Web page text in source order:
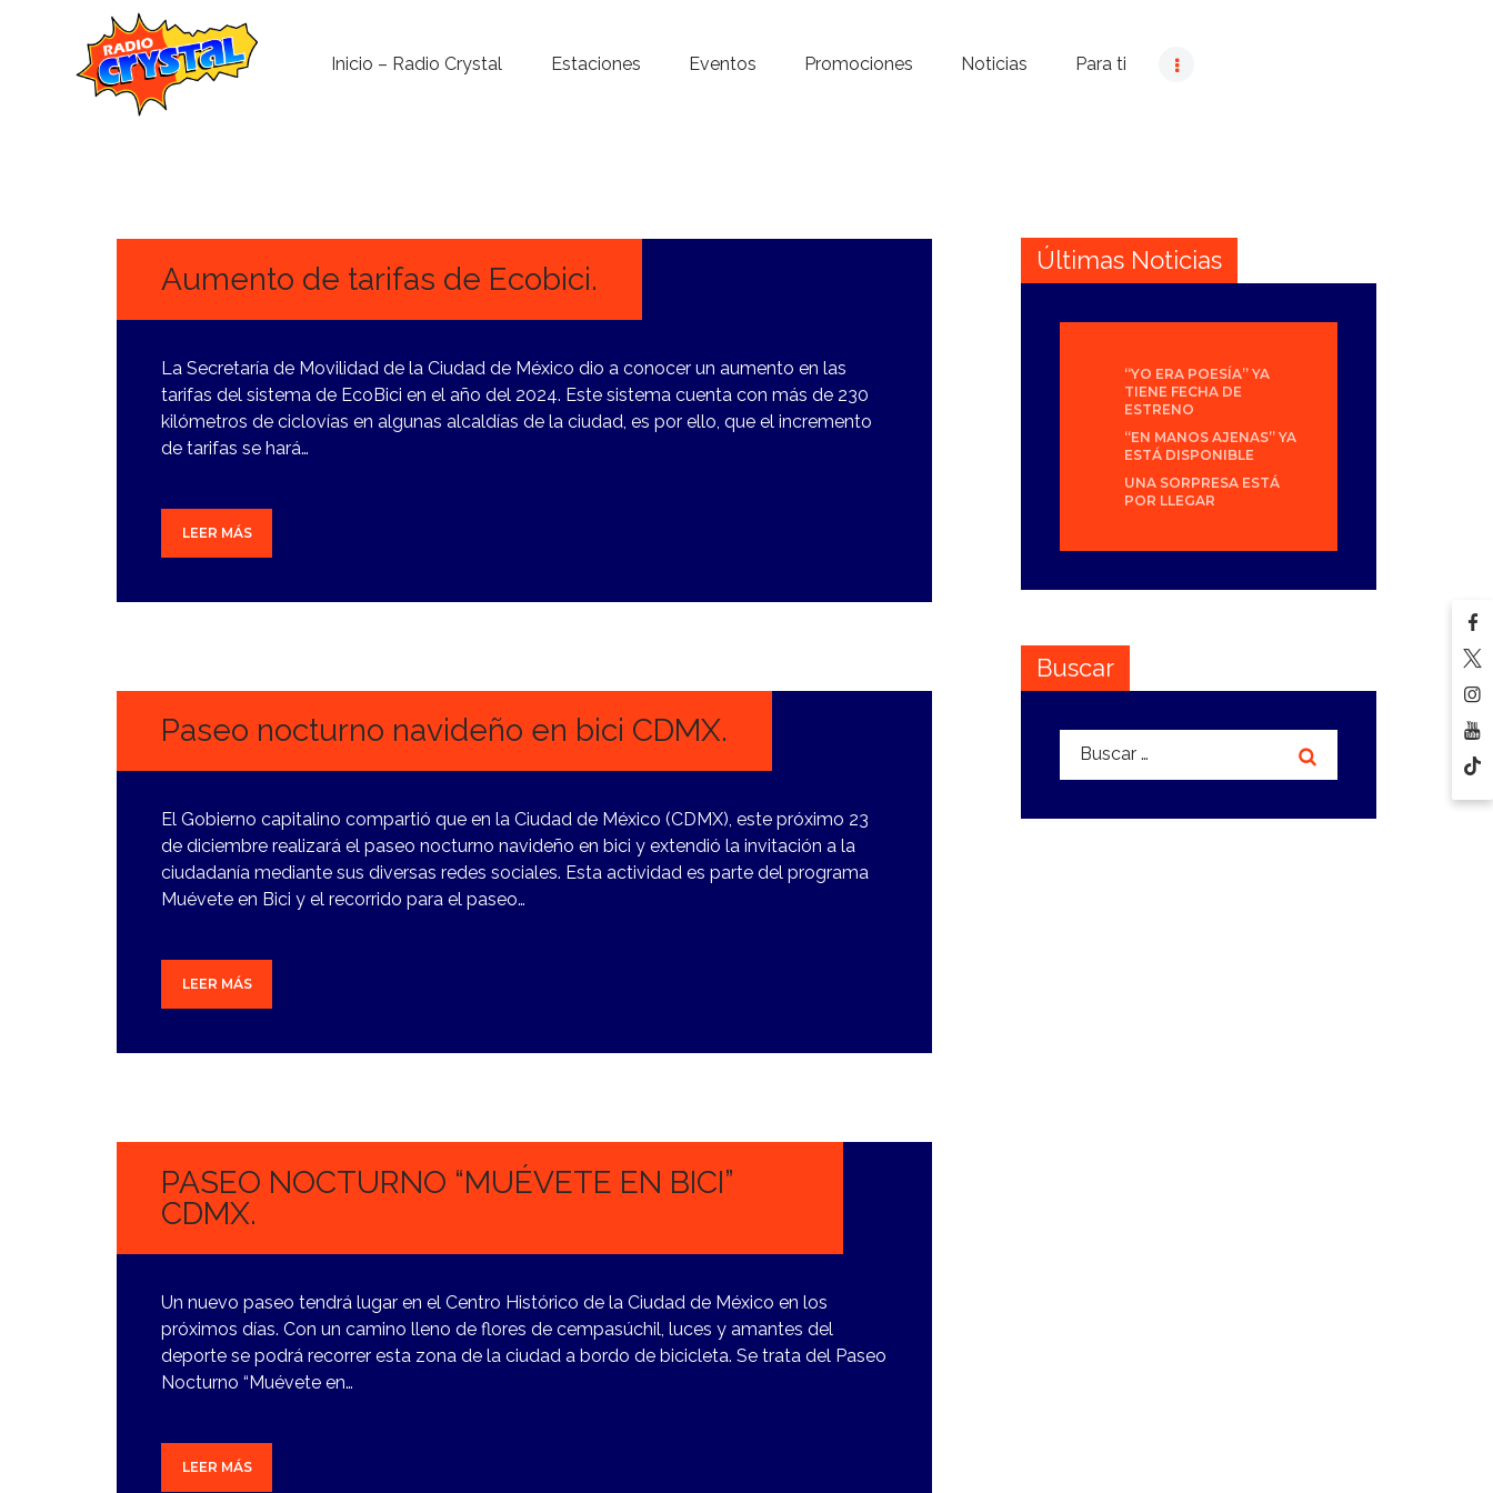
Inicio – Radio Crystal Estaciones Eventos Promociones Noticias Para ti
Noticias
Para ti
Contacto
Aumento de tarifas de Ecobici.
La Secretaría de Movilidad de la Ciudad de México dio a conocer un aumento en las
tarifas del sistema de EcoBici en el año del 2024. Este sistema cuenta con más de 230
kilómetros de ciclovías en algunas alcaldías de la ciudad, es por ello, que el incremento
de tarifas se hará…
LEER MÁS
Paseo nocturno navideño en bici CDMX.
El Gobierno capitalino compartió que en la Ciudad de México (CDMX), este próximo 23
de diciembre realizará el paseo nocturno navideño en bici y extendió la invitación a la
ciudadanía mediante sus diversas redes sociales. Esta actividad es parte del programa
Muévete en Bici y el recorrido para el paseo…
LEER MÁS
PASEO NOCTURNO “MUÉVETE EN BICI”
CDMX.
Un nuevo paseo tendrá lugar en el Centro Histórico de la Ciudad de México en los
próximos días. Con un camino lleno de flores de cempasúchil, luces y amantes del
deporte se podrá recorrer esta zona de la ciudad a bordo de bicicleta. Se trata del Paseo
Nocturno “Muévete en…
LEER MÁS
Últimas Noticias
“YO ERA POESÍA” YA
TIENE FECHA DE
ESTRENO
“EN MANOS AJENAS” YA
ESTÁ DISPONIBLE
UNA SORPRESA ESTÁ
POR LLEGAR
Buscar
Buscar: